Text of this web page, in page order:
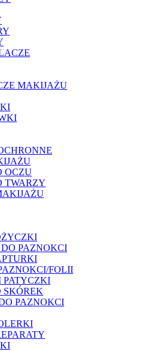
MAKIJAŻU
OCZU
TWARZY
PAZNOKCI
FOLII
PATYCZKI
SKÓREK
PAZNOKCI